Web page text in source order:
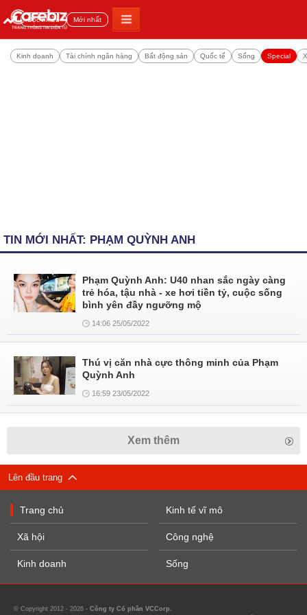
Đọc nhiều Mới nhất
Kinh doanh Tài chính ngân hàng Bất động sản Quốc tế Sống Special
TIN MỚI NHẤT: PHẠM QUỲNH ANH
Phạm Quỳnh Anh: U40 nhan sắc ngày càng
trẻ hóa, tậu nhà - xe hơi tiền tỷ, cuộc sống
bình yên đầy ngưỡng mộ
14:06 25/05/2022
Thú vị căn nhà cực thông minh của Phạm
Quỳnh Anh
16:59 23/05/2022
Xem thêm
Lên đầu trang
Trang chủ
Xã hội
Kinh doanh
Kinh tế vĩ mô
Công nghệ
Sống
© Copyright 2012 - 2026 - Công ty Cổ phần VCCorp.